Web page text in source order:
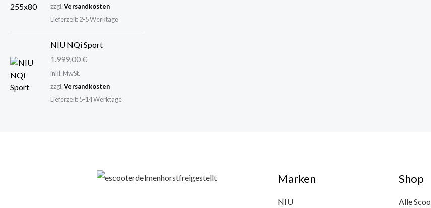
a
r
6
0
0
zzgl.Versandkosten
Lieferzeit:2-5 Werktage
NIU NQi Sport
1.999,00€
inkl. MwSt.
zzgl.Versandkosten
Lieferzeit:5-14 Werktage
Marken
NIU
Shop
Alle